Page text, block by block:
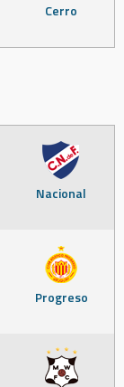
Cerro
Nacional
Progreso